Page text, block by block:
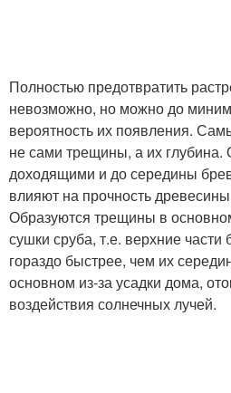
Полностью предотвратить
невозможно, но можно до
вероятность их появления.
не сами трещины, а их глубина.
доходящими и до середины
влияют на прочность
Образуются трещины в
сушки сруба, т.е. верхние
гораздо быстрее, чем их
основном из-за усадки дома,
воздействия солнечных лучей.